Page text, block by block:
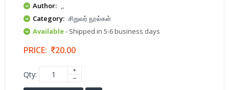
Author: ,,
Category: சிறுவர் நூல்கள்
Available- Shipped in 5-6 business days
PRICE: 20.00
Qty: